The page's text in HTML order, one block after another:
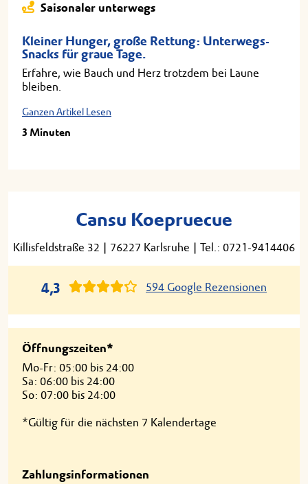
Saisonaler unterwegs
Kleiner Hunger, große Rettung: Unterwegs-
Snacks für graue Tage.
Erfahre, wie Bauch und Herz trotzdem bei Laune
bleiben.
Ganzen Artikel Lesen
3 Minuten
Cansu Koepruecue
Killisfeldstraße 32 | 76227 Karlsruhe | Tel.: 0721-9414406
4,3 594 Google Rezensionen
Öffnungszeiten*
Mo-Fr: 05:00 bis 24:00
Sa: 06:00 bis 24:00
So: 07:00 bis 24:00
*Gültig für die nächsten 7 Kalendertage
Zahlungsinformationen